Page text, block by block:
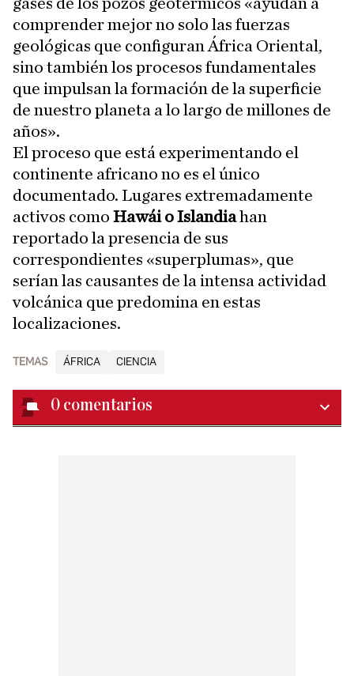
comprender mejor no solo las fuerzas
geológicas que configuran África Oriental,
sino también los procesos fundamentales
que impulsan la formación de la superficie
de nuestro planeta a lo largo de millones de
años».
El proceso que está experimentando el
continente africano no es el único
documentado. Lugares extremadamente
activos como Hawái o Islandiahan
reportado la presencia de sus
correspondientes «superplumas», que
serían las causantes de la intensa actividad
volcánica que predomina en estas
localizaciones.
TEMAS ÁFRICA CIENCIA
0 comentarios